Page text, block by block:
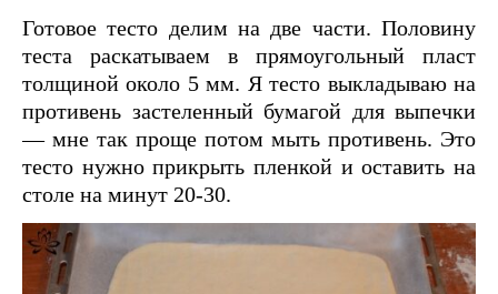
Готовое тесто делим на две части. Половину
теста раскатываем в прямоугольный пласт
толщиной около 5 мм. Я тесто выкладываю на
противень застеленный бумагой для выпечки
— мне так проще потом мыть противень. Это
тесто нужно прикрыть пленкой и оставить на
столе на минут 20-30.